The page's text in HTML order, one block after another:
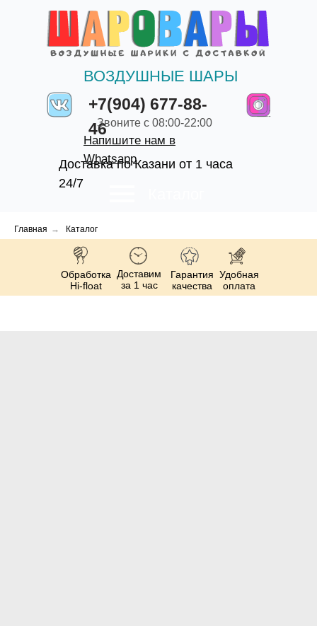
+7(904) 677-88-
46
ВОЗДУШНЫЕ ШАРЫ
Доставка по Казани от 1 часа
24/7
Звоните с 08:00-22:00
Напишите нам в
Whatsapp
Главная → Каталог
Обработка
Hi-float
Доставим
за 1 час
Гарантия
качества
Удобная
оплата